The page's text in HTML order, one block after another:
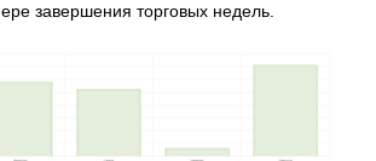
завершения торговых недель.